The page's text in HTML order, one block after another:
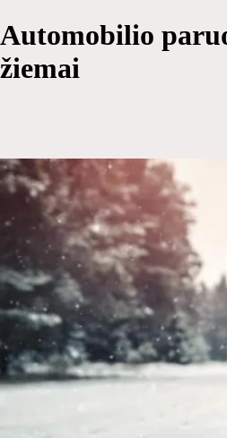
Automobilio
žiemai